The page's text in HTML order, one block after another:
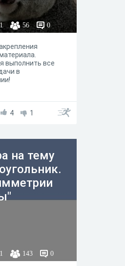
56 0
выполнить все
в
4 1
на тему
143 0